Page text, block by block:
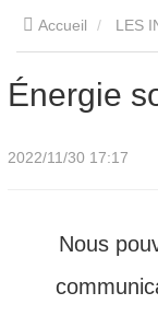
Accueil LES
Énergie solaire
Énergie
2022/11/30 17:17
Nous